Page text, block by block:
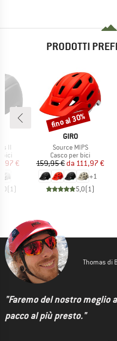
PRODOTTI
II
bici
ridotto
€
(1)
MARCHIO
GIRO
Articolo
Source MIPS
Gruppo di prodotti
Casco per bici
Prezzo
159,95 € Prezzo ridotto
da 111,97 €
+1
5,0(1)
Sconto
fino al 30%
Thomas di
"Faremo del nostro meglio
pacco al più presto."